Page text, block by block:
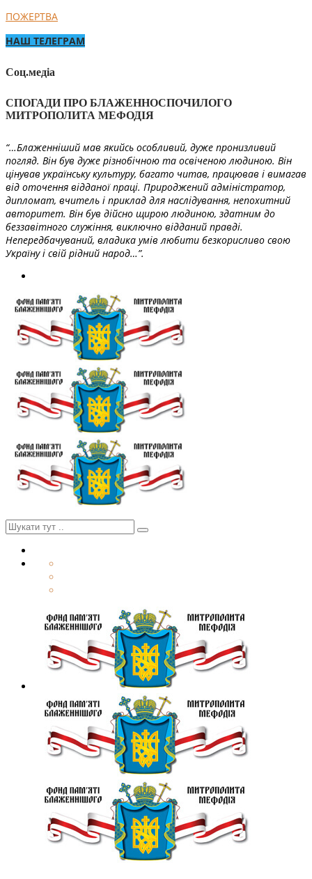
ПОЖЕРТВА
НАШ ТЕЛЕГРАМ
Соц.медіа
СПОГАДИ ПРО БЛАЖЕННОСПОЧИЛОГО
МИТРОПОЛИТА МЕФОДІЯ
“…Блаженніший мав якийсь особливий, дуже пронизливий
погляд. Він був дуже різнобічною та освіченою людиною. Він
цінував українську культуру, багато читав, працював і вимагав
від оточення відданої праці. Природжений адміністратор,
дипломат, вчитель і приклад для наслідування, непохитний
авторитет. Він був дійсно щирою людиною, здатним до
беззавітного служіння, виключно відданий правді.
Непередбачуваний, владика умів любити безкорисливо свою
Україну і свій рідний народ…”.